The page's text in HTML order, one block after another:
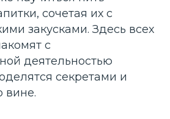
сочетая их с
закусками. Здесь всех
с
деятельностью
секретами и
вине.